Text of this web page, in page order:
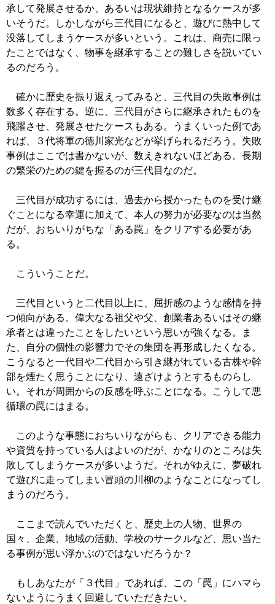
承して発展させるか、あるいは現状維持となるケースが多
いそうだ。しかしながら三代目になると、遊びに熱中して
没落してしまうケースが多いという。これは、商売に限っ
たことではなく、物事を継承することの難しさを説いてい
るのだろう。
確かに歴史を振り返えってみると、三代目の失敗事例は
数多く存在する。逆に、三代目がさらに継承されたものを
飛躍させ、発展させたケースもある。うまくいった例であ
れば、３代将軍の徳川家光などが挙げられるだろう。失敗
事例はここでは書かないが、数えきれないほどある。長期
の繁栄のための鍵を握るのが三代目なのだ。
三代目が成功するには、過去から授かったものを受け継
ぐことになる幸運に加えて、本人の努力が必要なのは当然
だが、おちいりがちな「ある罠」をクリアする必要があ
る。
こういうことだ。
三代目というと二代目以上に、屈折感のような感情を持
つ傾向がある。偉大なる祖父や父、創業者あるいはその継
承者とは違ったことをしたいという思いが強くなる。ま
た、自分の個性の影響力でその集団を再形成したくなる。
こうなると一代目や二代目から引き継がれている古株や幹
部を煙たく思うことになり、遠ざけようとするものらし
い。それが周囲からの反感を呼ぶことになる。こうして悪
循環の罠にはまる。
このような事態におちいりながらも、クリアできる能力
や資質を持っている人はよいのだが、かなりのところは失
敗してしまうケースが多いようだ。それがゆえに、夢破れ
て遊びに走ってしまい冒頭の川柳のようなことになってし
まうのだろう。
ここまで読んでいただくと、歴史上の人物、世界の
国々、企業、地域の活動、学校のサークルなど、思い当た
る事例が思い浮かぶのではないだろうか？
もしあなたが「３代目」であれば、この「罠」にハマら
ないようにうまく回避していただきたい。